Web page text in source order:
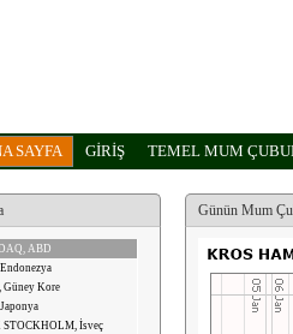
SAYFA GİRİŞ TEMEL MUM
ABD
Güney Kore
STOCKHOLM, İsveç
Günün Mum